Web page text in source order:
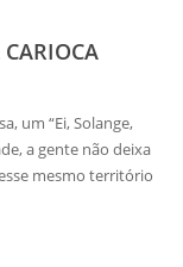
um “Ei, Solange,
a gente não deixa
mesmo território